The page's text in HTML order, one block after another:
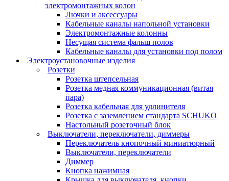
электромонтажных колон
Лючки и аксессуары
Кабельные каналы напольной установки
Электромонтажные колонны
Несущая система фальш полов
Кабельные каналы для установки под полом
Электроустановочные изделия
Розетки
Розетка штепсельная
Розетка медная коммуникационная (витая
пара)
Розетка кабельная для удлинителя
Розетка с заземлением стандарта SCHUKO
Настольный розеточный блок
Выключатели, переключатели, диммеры
Переключатель кнопочный миниатюрный
Выключатели, переключатели
Диммер
Кнопка нажимная